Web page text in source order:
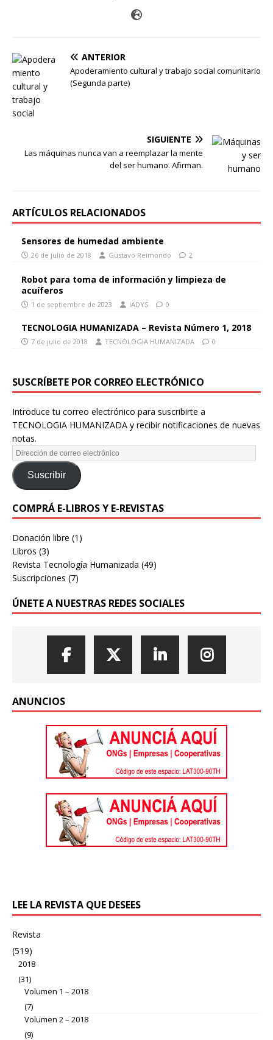
ANTERIOR
Apoderamiento cultural y trabajo social comunitario
(Segunda parte)
SIGUIENTE
Las máquinas nunca van a reemplazar la mente
del ser humano. Afirman.
ARTÍCULOS RELACIONADOS
Sensores de humedad ambiente
26 de julio de 2018 Gustavo Reimondo 2
Robot para toma de información y limpieza de
acuíferos
1 de septiembre de 2023 IADYS 0
TECNOLOGIA HUMANIZADA – Revista Número 1, 2018
7 de julio de 2018 TECNOLOGIA HUMANIZADA 0
SUSCRÍBETE POR CORREO ELECTRÓNICO
Introduce tu correo electrónico para suscribirte a
TECNOLOGIA HUMANIZADA y recibir notificaciones de nuevas
notas.
Suscribir
COMPRÁ E-LIBROS Y E-REVISTAS
Donación libre (1)
Libros (3)
Revista Tecnología Humanizada (49)
Suscripciones (7)
ÚNETE A NUESTRAS REDES SOCIALES
ANUNCIOS
LEE LA REVISTA QUE DESEES
Revista
(519)
2018
(31)
Volumen 1 – 2018
(7)
Volumen 2 – 2018
(9)